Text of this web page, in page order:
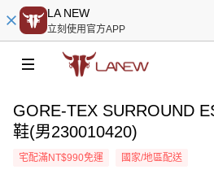
LA NEW
立刻使用官方APP
GORE-TEX SURROUND
鞋(男230010420)
宅配滿NT$990免運 國家/地區配送